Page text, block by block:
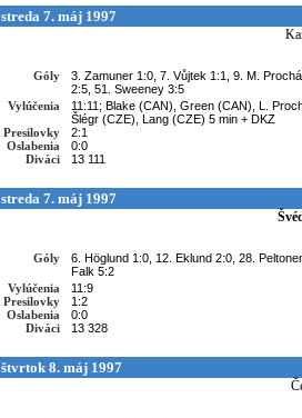
streda 7. máj 1997
Góly
3. Zamuner 1:0, 7. Vůjtek 1:1, 9. M.
2:5, 51. Sweeney 3:5
Vylúčenia
11:11; Blake (CAN), Green (CAN), L.
Šlégr (CZE), Lang (CZE) 5 min + DKZ
Presilovky
2:1
Oslabenia
0:0
Diváci
13 111
streda 7. máj 1997
Góly
6. Höglund 1:0, 12. Eklund 2:0, 28.
Falk 5:2
Vylúčenia
11:9
Presilovky
1:2
Oslabenia
0:0
Diváci
13 328
štvrtok 8. máj 1997